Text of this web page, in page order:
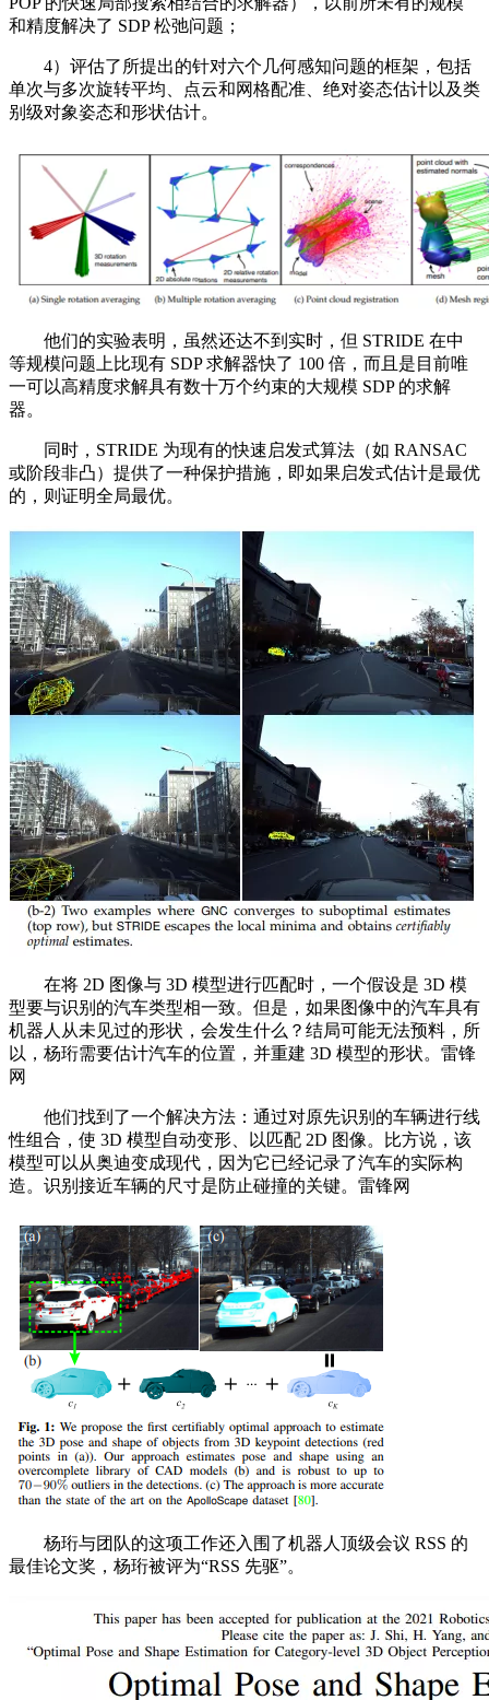
和精度解决了 SDP 松弛问题；
4）评估了所提出的针对六个几何感知问题的框架，包括
单次与多次旋转平均、点云和网格配准、绝对姿态估计以及类
别级对象姿态和形状估计。
他们的实验表明，虽然还达不到实时，但 STRIDE 在中
等规模问题上比现有 SDP 求解器快了 100 倍，而且是目前唯
一可以高精度求解具有数十万个约束的大规模 SDP 的求解
器。
同时，STRIDE 为现有的快速启发式算法（如 RANSAC
或阶段非凸）提供了一种保护措施，即如果启发式估计是最优
的，则证明全局最优。
在将 2D 图像与 3D 模型进行匹配时，一个假设是 3D 模
型要与识别的汽车类型相一致。但是，如果图像中的汽车具有
机器人从未见过的形状，会发生什么？结局可能无法预料，所
以，杨珩需要估计汽车的位置，并重建 3D 模型的形状。雷锋
网
他们找到了一个解决方法：通过对原先识别的车辆进行线
性组合，使 3D 模型自动变形、以匹配 2D 图像。比方说，该
模型可以从奥迪变成现代，因为它已经记录了汽车的实际构
造。识别接近车辆的尺寸是防止碰撞的关键。雷锋网
杨珩与团队的这项工作还入围了机器人顶级会议 RSS 的
最佳论文奖，杨珩被评为“RSS 先驱”。